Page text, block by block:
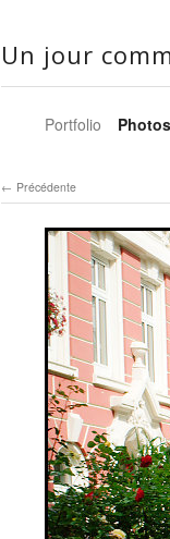
Un jour
Portfolio Photos
Précédente